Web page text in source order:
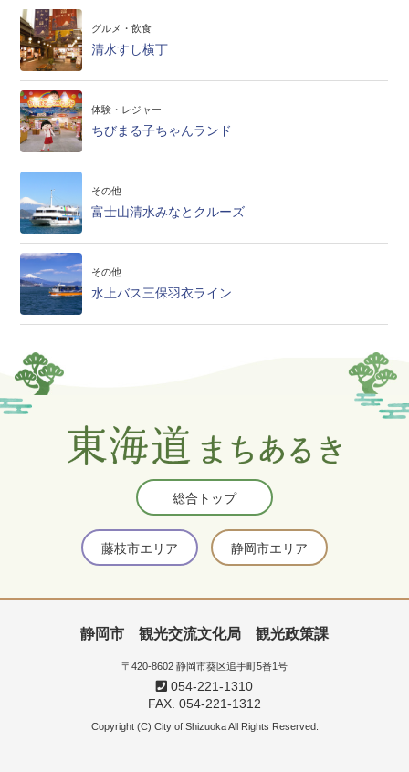
グルメ・飲食
清水すし横丁
体験・レジャー
ちびまる子ちゃんランド
その他
富士山清水みなとクルーズ
その他
水上バス三保羽衣ライン
総合トップ
藤枝市エリア 静岡市エリア
静岡市 観光交流文化局 観光政策課
〒420-8602 静岡市葵区追手町5番1号
054-221-1310
FAX. 054-221-1312
Copyright (C) City of Shizuoka All Rights Reserved.